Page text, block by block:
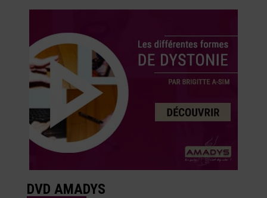
DVD AMADYS